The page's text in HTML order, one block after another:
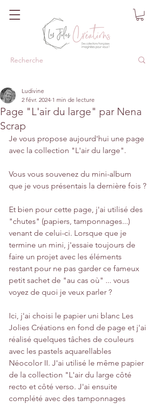
Page "L'air du large" par Nena
Scrap
Ludivine
2 févr. 2024 1 min de lecture
Je vous propose aujourd'hui une page
avec la collection "L'air du large".
Vous vous souvenez du mini-album
que je vous présentais la dernière fois ?
Et bien pour cette page, j'ai utilisé des
"chutes" (papiers, tamponnages...)
venant de celui-ci. Lorsque que je
termine un mini, j'essaie toujours de
faire un projet avec les éléments
restant pour ne pas garder ce fameux
petit sachet de "au cas où" ... vous
voyez de quoi je veux parler ?
Ici, j'ai choisi le papier uni blanc Les
Jolies Créations en fond de page et j'ai
réalisé quelques tâches de couleurs
avec les pastels aquarellables
Néocolor II. J'ai utilisé le même papier
de la collection "L'air du large côté
recto et côté verso. J'ai ensuite
complété avec des tamponnages